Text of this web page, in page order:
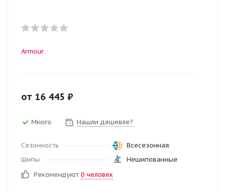
Armour
от 16 445 ₽
Много Нашли дешевле?
Сезонность
Всесезонная
Шипы
Нешипованные
Рекомендуют 0 человек